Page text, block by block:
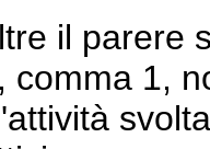
il parere
comma 1,